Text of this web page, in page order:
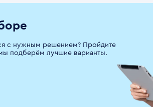
с нужным решением? Пройдите
подберём лучшие варианты.